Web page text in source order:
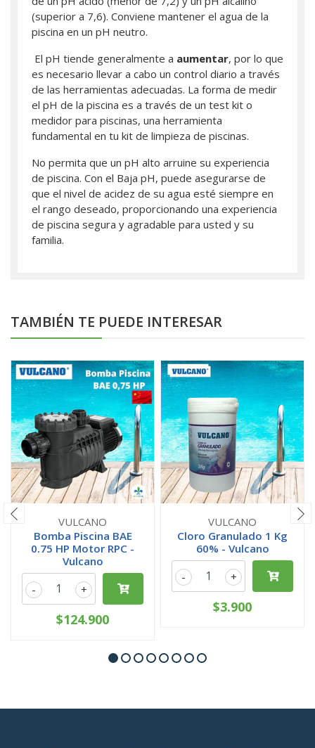
(superior a 7,6). Conviene mantener el agua de la
piscina en un pH neutro.
El pH tiende generalmente a aumentar, por lo que
es necesario llevar a cabo un control diario a través
de las herramientas adecuadas. La forma de medir
el pH de la piscina es a través de un test kit o
medidor para piscinas, una herramienta
fundamental en tu kit de limpieza de piscinas.
No permita que un pH alto arruine su experiencia
de piscina. Con el Baja pH, puede asegurarse de
que el nivel de acidez de su agua esté siempre en
el rango deseado, proporcionando una experiencia
de piscina segura y agradable para usted y su
familia.
TAMBIÉN TE PUEDE INTERESAR
VULCANO
Bomba Piscina BAE
0.75 HP Motor RPC -
Vulcano
+
-
$124.900
VULCANO
Cloro Granulado 1 Kg
60% - Vulcano
+
-
$3.900